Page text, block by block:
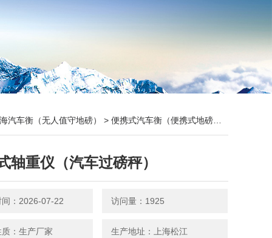
海汽车衡（无人值守地磅） > 便携式汽车衡（便携式地磅）
轴重仪（汽车过磅秤）
间：2026-07-22 访问量：1925
质：生产厂家 生产地址：上海松江